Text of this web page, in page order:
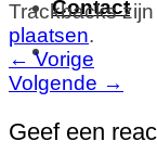
Contact
Trackbacks
plaatsen.
← Vorige
Volgende →
Geef een